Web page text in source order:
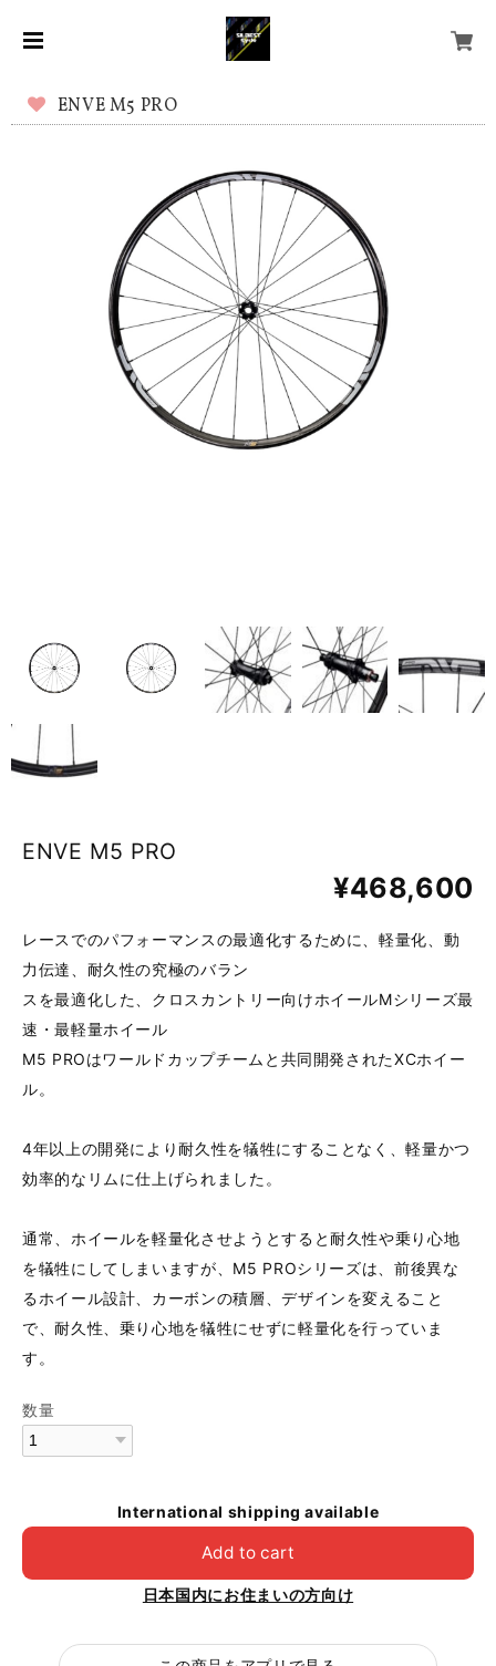
ENVE M5 PRO
ENVE M5 PRO
¥468,600
レースでのパフォーマンスの最適化するために、軽量化、動
力伝達、耐久性の究極のバラン
スを最適化した、クロスカントリー向けホイールMシリーズ最
速・最軽量ホイール
M5 PROはワールドカップチームと共同開発されたXCホイー
ル。
4年以上の開発により耐久性を犠牲にすることなく、軽量かつ
効率的なリムに仕上げられました。
通常、ホイールを軽量化させようとすると耐久性や乗り心地
を犠牲にしてしまいますが、M5 PROシリーズは、前後異な
るホイール設計、カーボンの積層、デザインを変えること
で、耐久性、乗り心地を犠牲にせずに軽量化を行っていま
す。
数量
International shipping available
Add to cart
日本国内にお住まいの方向け